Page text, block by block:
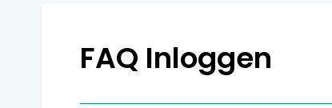
FAQ Inloggen